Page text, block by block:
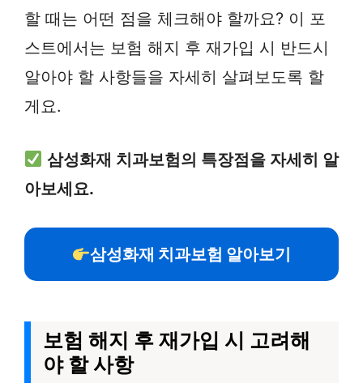
할 때는 어떤 점을 체크해야 할까요? 이 포
스트에서는 보험 해지 후 재가입 시 반드시
알아야 할 사항들을 자세히 살펴보도록 할
게요.
삼성화재 치과보험의 특장점을 자세히 알
아보세요.
삼성화재 치과보험 알아보기
보험 해지 후 재가입 시 고려해
야 할 사항